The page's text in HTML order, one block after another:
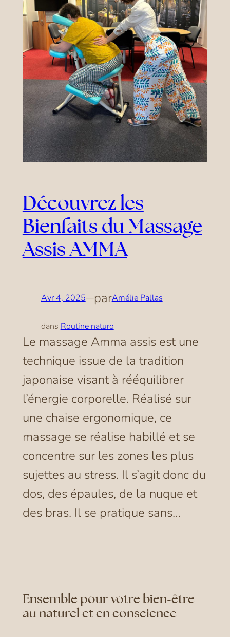
Découvrez les
Bienfaits du Massage
Assis AMMA
Avr 4, 2025—parAmélie Pallas
dans Routine naturo
Le massage Amma assis est une
technique issue de la tradition
japonaise visant à rééquilibrer
l’énergie corporelle. Réalisé sur
une chaise ergonomique, ce
massage se réalise habillé et se
concentre sur les zones les plus
sujettes au stress. Il s’agit donc du
dos, des épaules, de la nuque et
des bras. Il se pratique sans…
Ensemble pour votre bien-être
au naturel et en conscience